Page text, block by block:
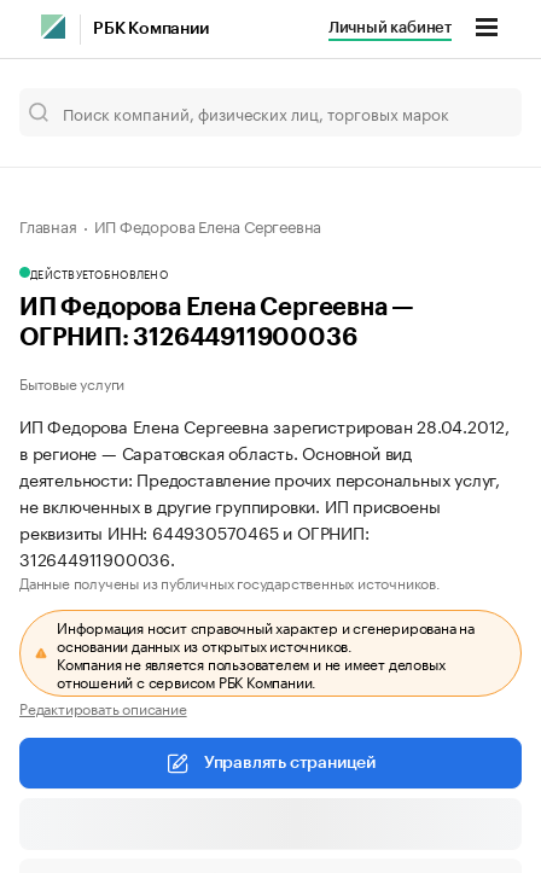
РБК Компании Личный кабинет
Главная ИП Федорова Елена Сергеевна
ДЕЙСТВУЕТОБНОВЛЕНО
ИП Федорова Елена Сергеевна —
ОГРНИП: 312644911900036
Бытовые услуги
ИП Федорова Елена Сергеевна зарегистрирован 28.04.2012,
в регионе — Саратовская область. Основной вид
деятельности: Предоставление прочих персональных услуг,
не включенных в другие группировки. ИП присвоены
реквизиты ИНН: 644930570465 и ОГРНИП:
312644911900036.
Данные получены из публичных государственных источников.
Информация носит справочный характер и сгенерирована на
основании данных из открытых источников.
Компания не является пользователем и не имеет деловых
отношений с сервисом РБК Компании.
Редактировать описание
Управлять страницей